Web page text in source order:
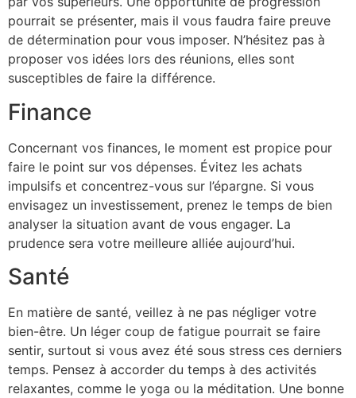
pourrait se présenter, mais il vous faudra faire preuve
de détermination pour vous imposer. N’hésitez pas à
proposer vos idées lors des réunions, elles sont
susceptibles de faire la différence.
Finance
Concernant vos finances, le moment est propice pour
faire le point sur vos dépenses. Évitez les achats
impulsifs et concentrez-vous sur l’épargne. Si vous
envisagez un investissement, prenez le temps de bien
analyser la situation avant de vous engager. La
prudence sera votre meilleure alliée aujourd’hui.
Santé
En matière de santé, veillez à ne pas négliger votre
bien-être. Un léger coup de fatigue pourrait se faire
sentir, surtout si vous avez été sous stress ces derniers
temps. Pensez à accorder du temps à des activités
relaxantes, comme le yoga ou la méditation. Une bonne